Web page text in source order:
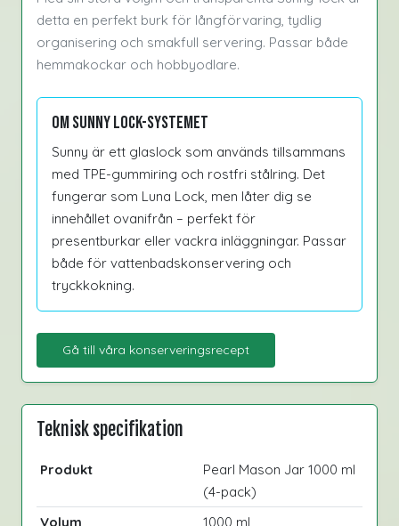
detta en perfekt burk för långförvaring, tydlig
organisering och smakfull servering. Passar både
hemmakockar och hobbyodlare.
Om Sunny Lock-systemet
Sunny är ett glaslock som används tillsammans
med TPE-gummiring och rostfri stålring. Det
fungerar som Luna Lock, men låter dig se
innehållet ovanifrån – perfekt för
presentburkar eller vackra inläggningar. Passar
både för vattenbadskonservering och
tryckkokning.
Gå till våra konserveringsrecept
Teknisk specifikation
Produkt
Pearl Mason Jar 1000 ml
(4-pack)
Volym
1000 ml